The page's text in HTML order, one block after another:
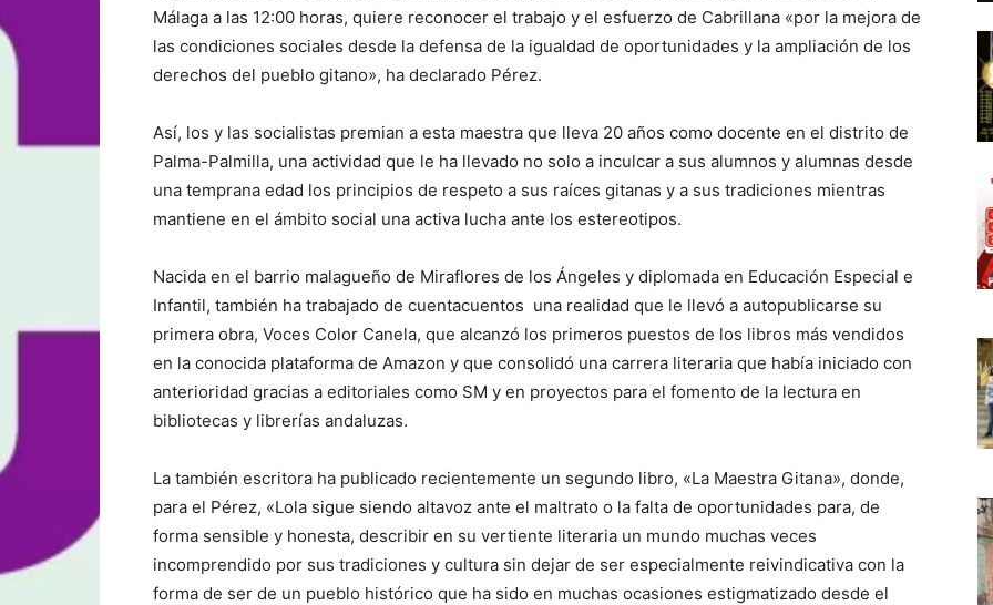
Málaga a las 12:00 horas, quiere reconocer el trabajo y el esfuerzo de Cabrillana «por la mejora de
las condiciones sociales desde la defensa de la igualdad de oportunidades y la ampliación de los
derechos del pueblo gitano», ha declarado Pérez.
Así, los y las socialistas premian a esta maestra que lleva 20 años como docente en el distrito de
Palma-Palmilla, una actividad que le ha llevado no solo a inculcar a sus alumnos y alumnas desde
una temprana edad los principios de respeto a sus raíces gitanas y a sus tradiciones mientras
mantiene en el ámbito social una activa lucha ante los estereotipos.
Nacida en el barrio malagueño de Miraflores de los Ángeles y diplomada en Educación Especial e
Infantil, también ha trabajado de cuentacuentos una realidad que le llevó a autopublicarse su
primera obra, Voces Color Canela, que alcanzó los primeros puestos de los libros más vendidos
en la conocida plataforma de Amazon y que consolidó una carrera literaria que había iniciado con
anterioridad gracias a editoriales como SM y en proyectos para el fomento de la lectura en
bibliotecas y librerías andaluzas.
La también escritora ha publicado recientemente un segundo libro, «La Maestra Gitana», donde,
para el Pérez, «Lola sigue siendo altavoz ante el maltrato o la falta de oportunidades para, de
forma sensible y honesta, describir en su vertiente literaria un mundo muchas veces
incomprendido por sus tradiciones y cultura sin dejar de ser especialmente reivindicativa con la
forma de ser de un pueblo histórico que ha sido en muchas ocasiones estigmatizado desde el